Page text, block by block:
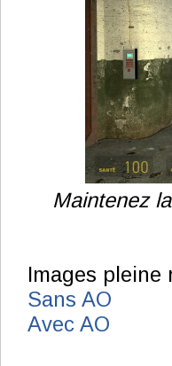
Maintenez
Images pleine
Sans AO
Avec AO